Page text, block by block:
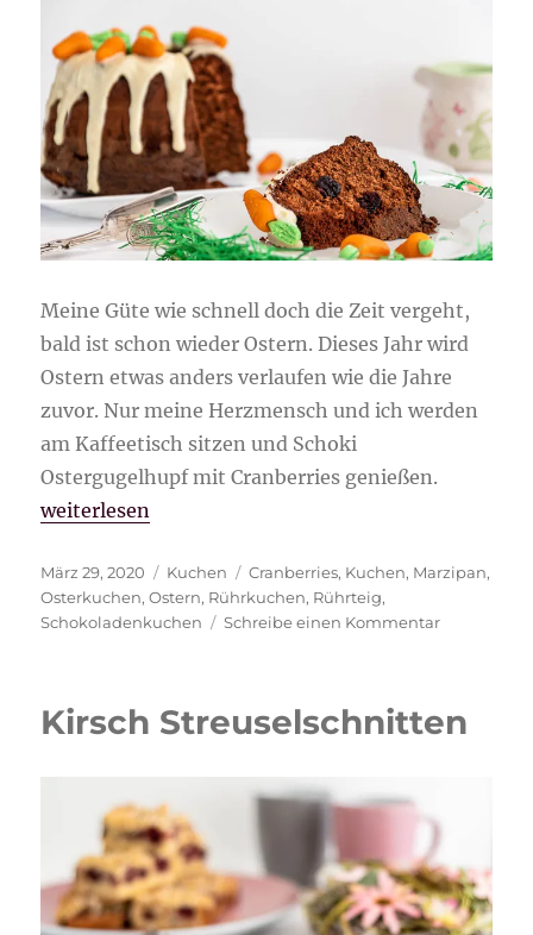
Meine Güte wie schnell doch die Zeit vergeht,
bald ist schon wieder Ostern. Dieses Jahr wird
Ostern etwas anders verlaufen wie die Jahre
zuvor. Nur meine Herzmensch und ich werden
am Kaffeetisch sitzen und Schoki
Ostergugelhupf mit Cranberries genießen.
„Schoki Ostergugelhupf mit Cranberries“
weiterlesen
Veröffentlicht
am
März 29, 2020 Kategorien
Kuchen Schlagwörter
Cranberries, Kuchen, Marzipan,
Osterkuchen,Ostern, Rührkuchen, Rührteig,
Schokoladenkuchen
Schreibe einen Kommentarzu
Cranberries
Kirsch Streuselschnitten